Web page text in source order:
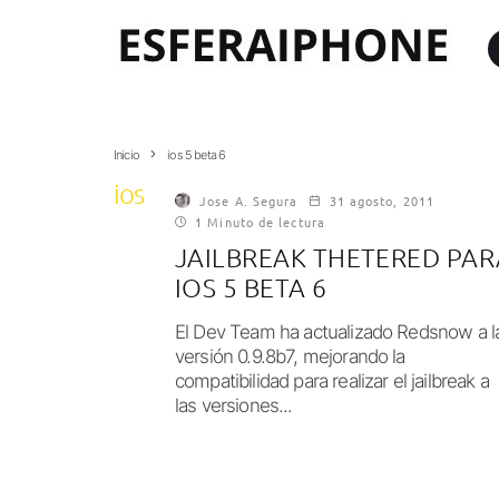
Inicio ios 5 beta 6
ios 5 beta 6Jose A. Segura
31 agosto, 2011
1 Minuto de lectura
JAILBREAK THETERED
IOS 5 BETA 6
El Dev Team ha actualizado Redsnow a
versión 0.9.8b7, mejorando la
compatibilidad para realizar el jailbreak a
las versiones...